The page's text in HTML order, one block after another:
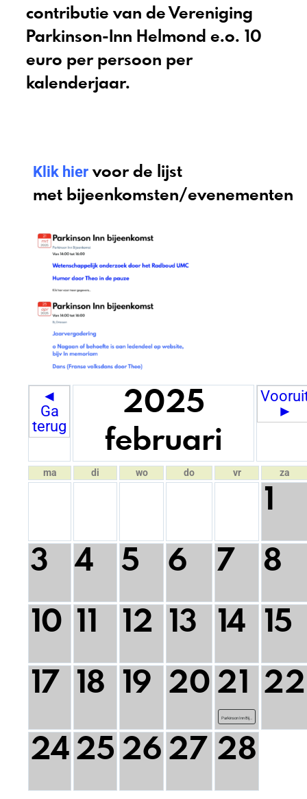
contributie van de Vereniging
Parkinson-Inn Helmond e.o. 10
euro per persoon per
kalenderjaar.
Klik hier voor de lijst
met bijeenkomsten/evenementen
◄
Ga
terug
2025
februari
►
ma di wo do vr za
1
3
4 5 6 7
8
10 11 12 13 14
15
17
18 19 20 21
Parkinson Inn Bij…
22
24 25 26 27 28